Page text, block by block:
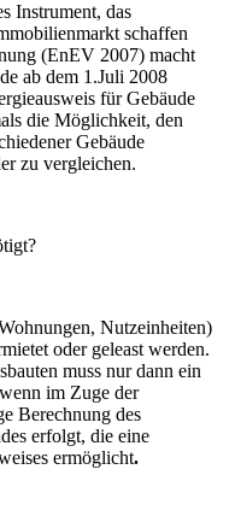
Instrument, das
schaffen
(EnEV 2007) macht
ab dem 1.Juli 2008
für Gebäude
die Möglichkeit, den
Gebäude
zu vergleichen.
Nutzeinheiten)
oder geleast werden.
muss nur dann ein
im Zuge der
Berechnung des
erfolgt, die eine
ermöglicht.